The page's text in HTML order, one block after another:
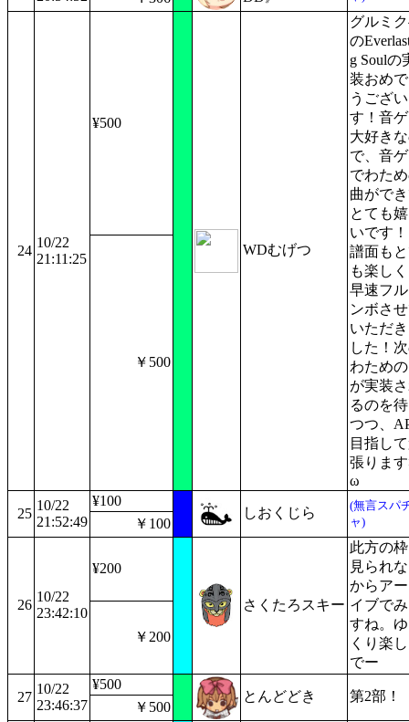
24
10/22
21:11:25
¥500
WDむげつ
グルミ
の
g Soulの
装おめ
うござ
す！音
大好き
で、音
でわた
曲がで
とても
いです
譜面も
も楽し
早速フ
ンボさ
いただ
した！
わため
が実装
るのを
つつ、
目指し
張りま
ω
￥500
25
10/22
21:52:49
¥100
しおくじら
(無言スパ
ャ)
￥100
26
10/22
23:42:10
¥200
さくたろスキー
此方の
見られ
からア
イブで
すね。
くり楽
でー
￥200
27
10/22
23:46:37
¥500
とんどどき 第2部！
￥500